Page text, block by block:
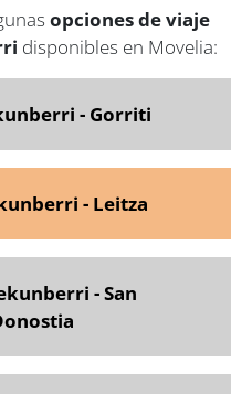
opciones de viaje
disponibles en Movelia:
- Gorriti
- Leitza
- San